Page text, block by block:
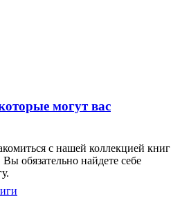
могут вас
с нашей коллекцией книг
обязательно найдете себе